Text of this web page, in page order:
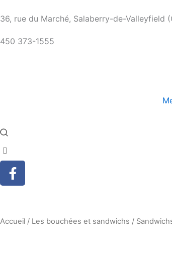
au
contenu
36, rue du Marché, Salaberry-de-Valleyfield
450 373-1555
F
a
b
o
Accueil / Les bouchées et sandwichs /